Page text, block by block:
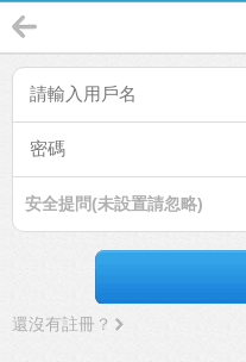
安全提問(未設置請忽略)
還沒有註冊？